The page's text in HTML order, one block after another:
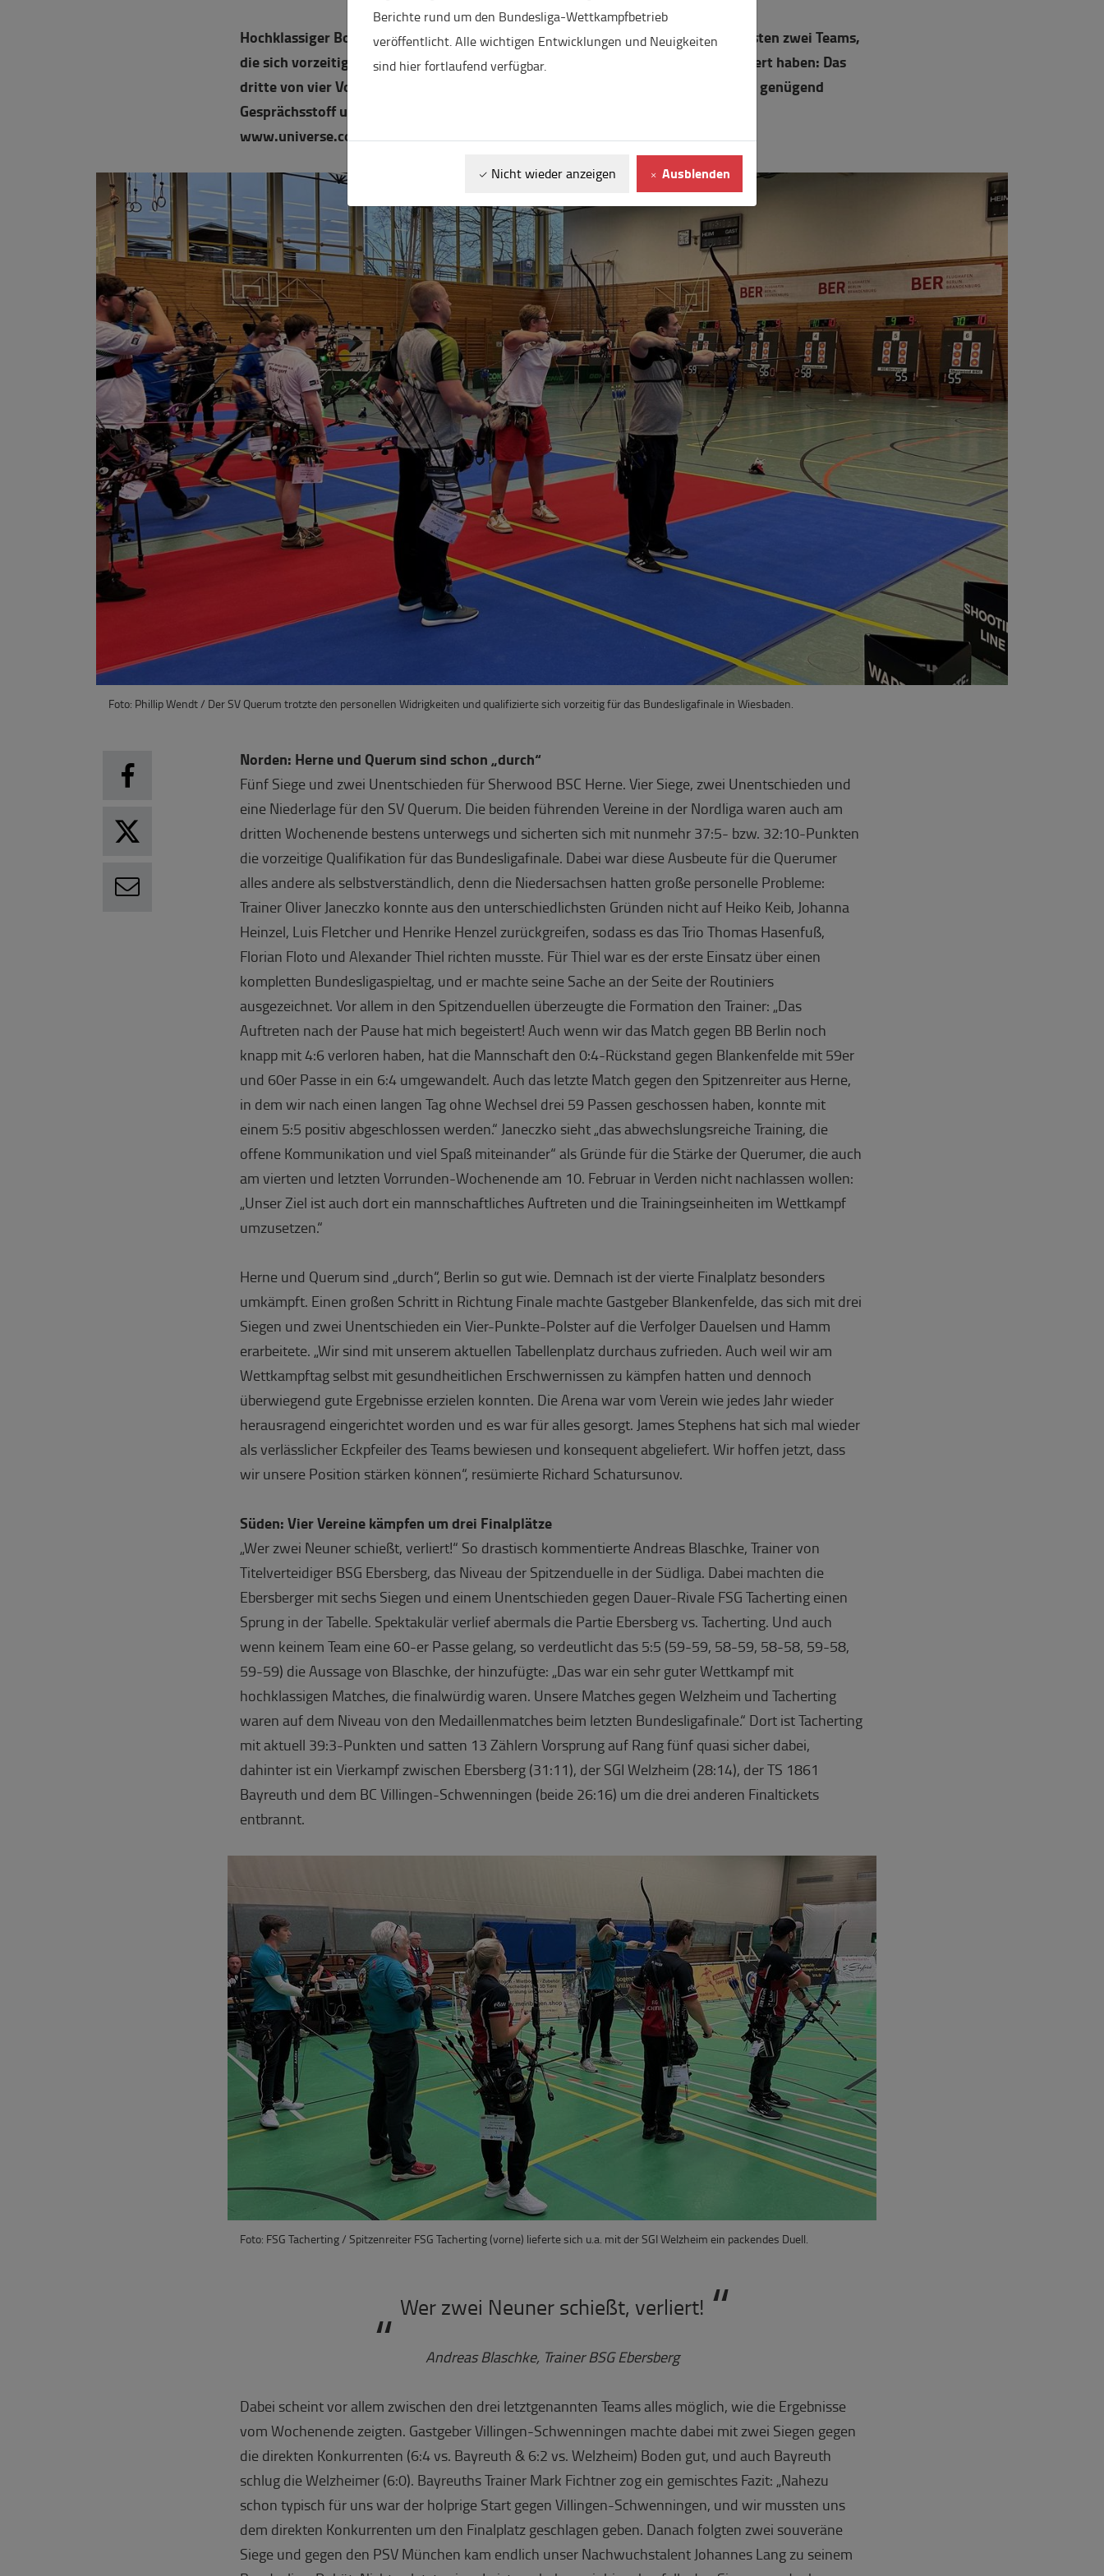
Hochklassiger Bogensport in Süd und Nord, Spannung in Top-Duellen und die ersten zwei Teams,
die sich vorzeitig für das Bundesligafinale am 24. Februar in Wiesbaden qualifiziert haben: Das
dritte von vier Vorrunden-Wochenenden in der Bundesliga Bogen lieferte erneut genügend
Gesprächsstoff und Schlagzeilen. Tickets für das Bundesligafinale gibt es unter
www.universe.com
Foto: Phillip Wendt / Der SV Querum trotzte den personellen Widrigkeiten und qualifizierte sich vorzeitig für das Bundesligafinale in Wiesbaden.
Norden: Herne und Querum sind schon „durch“
Fünf Siege und zwei Unentschieden für Sherwood BSC Herne. Vier Siege, zwei Unentschieden und
eine Niederlage für den SV Querum. Die beiden führenden Vereine in der Nordliga waren auch am
dritten Wochenende bestens unterwegs und sicherten sich mit nunmehr 37:5- bzw. 32:10-Punkten
die vorzeitige Qualifikation für das Bundesligafinale. Dabei war diese Ausbeute für die Querumer
alles andere als selbstverständlich, denn die Niedersachsen hatten große personelle Probleme:
Trainer Oliver Janeczko konnte aus den unterschiedlichsten Gründen nicht auf Heiko Keib, Johanna
Heinzel, Luis Fletcher und Henrike Henzel zurückgreifen, sodass es das Trio Thomas Hasenfuß,
Florian Floto und Alexander Thiel richten musste. Für Thiel war es der erste Einsatz über einen
kompletten Bundesligaspieltag, und er machte seine Sache an der Seite der Routiniers
ausgezeichnet. Vor allem in den Spitzenduellen überzeugte die Formation den Trainer: „Das
Auftreten nach der Pause hat mich begeistert! Auch wenn wir das Match gegen BB Berlin noch
knapp mit 4:6 verloren haben, hat die Mannschaft den 0:4-Rückstand gegen Blankenfelde mit 59er
und 60er Passe in ein 6:4 umgewandelt. Auch das letzte Match gegen den Spitzenreiter aus Herne,
in dem wir nach einen langen Tag ohne Wechsel drei 59 Passen geschossen haben, konnte mit
einem 5:5 positiv abgeschlossen werden.“ Janeczko sieht „das abwechslungsreiche Training, die
offene Kommunikation und viel Spaß miteinander“ als Gründe für die Stärke der Querumer, die auch
am vierten und letzten Vorrunden-Wochenende am 10. Februar in Verden nicht nachlassen wollen:
„Unser Ziel ist auch dort ein mannschaftliches Auftreten und die Trainingseinheiten im Wettkampf
umzusetzen.“
Herne und Querum sind „durch“, Berlin so gut wie. Demnach ist der vierte Finalplatz besonders
umkämpft. Einen großen Schritt in Richtung Finale machte Gastgeber Blankenfelde, das sich mit drei
Siegen und zwei Unentschieden ein Vier-Punkte-Polster auf die Verfolger Dauelsen und Hamm
erarbeitete. „Wir sind mit unserem aktuellen Tabellenplatz durchaus zufrieden. Auch weil wir am
Wettkampftag selbst mit gesundheitlichen Erschwernissen zu kämpfen hatten und dennoch
überwiegend gute Ergebnisse erzielen konnten. Die Arena war vom Verein wie jedes Jahr wieder
herausragend eingerichtet worden und es war für alles gesorgt. James Stephens hat sich mal wieder
als verlässlicher Eckpfeiler des Teams bewiesen und konsequent abgeliefert. Wir hoffen jetzt, dass
wir unsere Position stärken können“, resümierte Richard Schatursunov.
Süden: Vier Vereine kämpfen um drei Finalplätze
„Wer zwei Neuner schießt, verliert!“ So drastisch kommentierte Andreas Blaschke, Trainer von
Titelverteidiger BSG Ebersberg, das Niveau der Spitzenduelle in der Südliga. Dabei machten die
Ebersberger mit sechs Siegen und einem Unentschieden gegen Dauer-Rivale FSG Tacherting einen
Sprung in der Tabelle. Spektakulär verlief abermals die Partie Ebersberg vs. Tacherting. Und auch
wenn keinem Team eine 60-er Passe gelang, so verdeutlicht das 5:5 (59-59, 58-59, 58-58, 59-58,
59-59) die Aussage von Blaschke, der hinzufügte: „Das war ein sehr guter Wettkampf mit
hochklassigen Matches, die finalwürdig waren. Unsere Matches gegen Welzheim und Tacherting
waren auf dem Niveau von den Medaillenmatches beim letzten Bundesligafinale.“ Dort ist Tacherting
mit aktuell 39:3-Punkten und satten 13 Zählern Vorsprung auf Rang fünf quasi sicher dabei,
dahinter ist ein Vierkampf zwischen Ebersberg (31:11), der SGI Welzheim (28:14), der TS 1861
Bayreuth und dem BC Villingen-Schwenningen (beide 26:16) um die drei anderen Finaltickets
entbrannt.
Foto: FSG Tacherting / Spitzenreiter FSG Tacherting (vorne) lieferte sich u.a. mit der SGI Welzheim ein packendes Duell.
Wer zwei Neuner schießt, verliert!
Andreas Blaschke, Trainer BSG Ebersberg
Dabei scheint vor allem zwischen den drei letztgenannten Teams alles möglich, wie die Ergebnisse
vom Wochenende zeigten. Gastgeber Villingen-Schwenningen machte dabei mit zwei Siegen gegen
die direkten Konkurrenten (6:4 vs. Bayreuth & 6:2 vs. Welzheim) Boden gut, und auch Bayreuth
schlug die Welzheimer (6:0). Bayreuths Trainer Mark Fichtner zog ein gemischtes Fazit: „Nahezu
schon typisch für uns war der holprige Start gegen Villingen-Schwenningen, und wir mussten uns
dem direkten Konkurrenten um den Finalplatz geschlagen geben. Danach folgten zwei souveräne
Siege und gegen den PSV München kam endlich unser Nachwuchstalent Johannes Lang zu seinem
Berichte rund um den Bundesliga-Wettkampfbetrieb
veröffentlicht. Alle wichtigen Entwicklungen und Neuigkeiten
sind hier fortlaufend verfügbar.
Nicht wieder anzeigen Ausblenden